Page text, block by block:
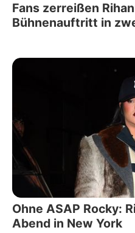
Fans zerreißen
Bühnenauftritt in
Ohne ASAP Rocky:
Abend in New York